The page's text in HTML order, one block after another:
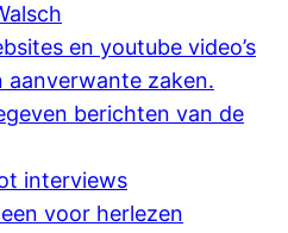
en youtube video’s
aanverwante zaken.
berichten van de
interviews
voor herlezen